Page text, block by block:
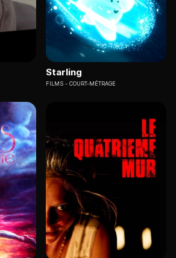
Starling
FILMS COURT-MÉTRAGE